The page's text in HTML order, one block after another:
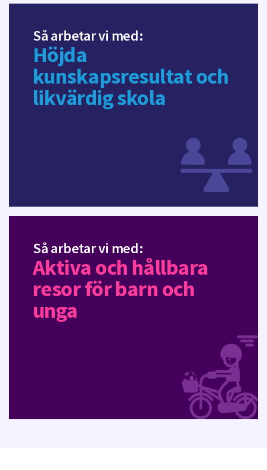
Så arbetar vi med:
Höjda
kunskapsresultat och
likvärdig skola
Så arbetar vi med:
Aktiva och hållbara
resor för barn och
unga